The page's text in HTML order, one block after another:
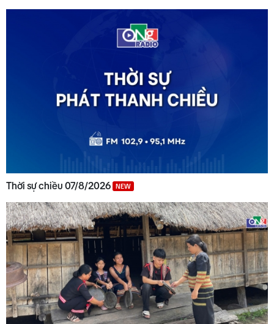
Thời sự chiều 07/8/2026 NEW